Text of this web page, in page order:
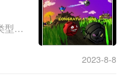
小时候在电脑上玩的一款祖玛类型的游戏，那时候感觉还挺有意思的，前一段时间突然又想起来了，不过当时已经不知道叫什么名字了，在网上扒来扒去，总算是找到了，而且还发现在steam上可以买，就为童年补了个票 一开始感觉和我小时候差不多，是个比较简单的...
2023-8-8